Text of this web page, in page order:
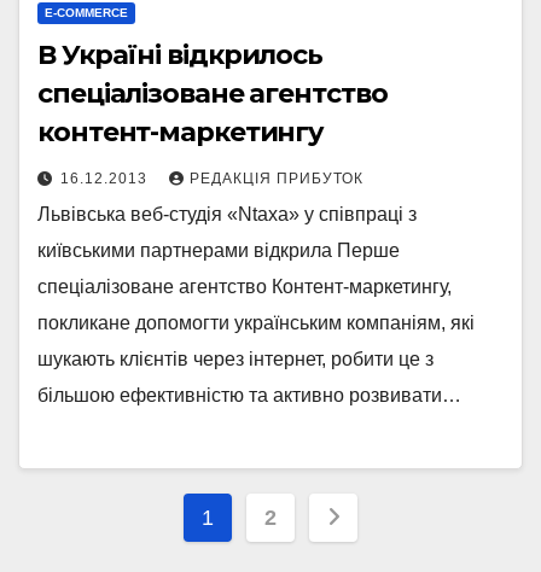
E-COMMERCE
В Україні відкрилось
спеціалізоване агентство
контент-маркетингу
16.12.2013 РЕДАКЦІЯ ПРИБУТОК
Львівська веб-студія «Ntaxa» у співпраці з
київськими партнерами відкрила Перше
спеціалізоване агентство Контент-маркетингу,
покликане допомогти українським компаніям, які
шукають клієнтів через інтернет, робити це з
більшою ефективністю та активно розвивати…
Posts
1 2